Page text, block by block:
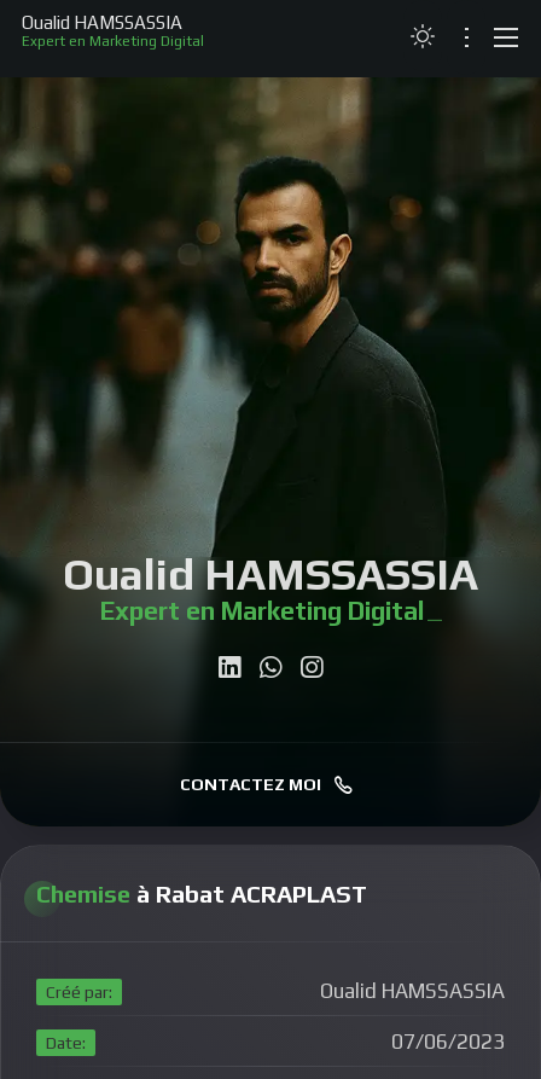
Oualid HAMSSASSIA
Expert en Marketing Digital
CONTACT
Oualid HAMSSASSIA
Expert en Marketing Digital|
CONTACTEZ MOI
Chemise à Rabat ACRAPLAST
Créé par: Oualid HAMSSASSIA
Date: 07/06/2023